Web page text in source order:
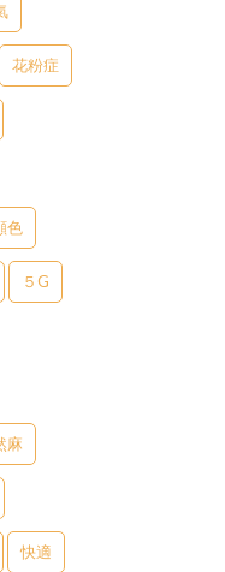
花粉症
色
５G
麻
快適